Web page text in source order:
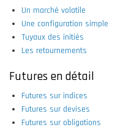
Un marché volatile
Une configuration simple
Tuyaux des initiés
Les retournements
Futures en détail
Futures sur indices
Futures sur devises
Futures sur obligations